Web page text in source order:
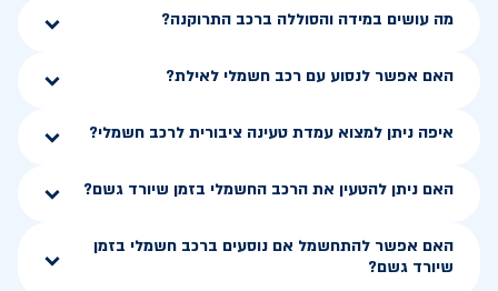
מה עושים במידה והסוללה ברכב התרוקנה?
האם אפשר לנסוע עם רכב חשמלי לאילת?
איפה ניתן למצוא עמדת טעינה ציבורית לרכב חשמלי?
האם ניתן להטעין את הרכב החשמלי בזמן שיורד גשם?
האם אפשר להתחשמל אם נוסעים ברכב חשמלי בזמן
שיורד גשם?